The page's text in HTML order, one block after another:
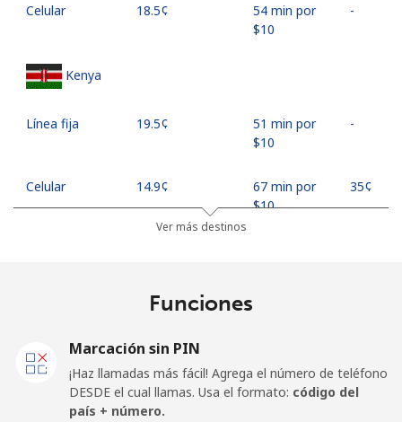
Celular ⁦18.5¢⁩
54 min por
⁦$10⁩
-
Kenya
Línea fija ⁦19.5¢⁩
51 min por
⁦$10⁩
-
Celular ⁦14.9¢⁩
67 min por
⁦$10⁩
⁦35¢⁩
All country
⁦$10⁩
Ver más destinos
Funciones
Marcación sin PIN
¡Haz llamadas más fácil! Agrega el número de teléfono
DESDE el cual llamas. Usa el formato: código del
país + número.